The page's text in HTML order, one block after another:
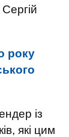
року
із
які цим